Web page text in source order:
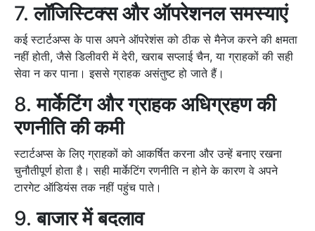
7.लॉजिस्टिक्स और ऑपरेशनल समस्याएं
कई स्टार्टअप्स के पास अपने ऑपरेशंस को ठीक से मैनेज करने की क्षमता
नहीं होती, जैसे डिलीवरी में देरी, खराब सप्लाई चैन, या ग्राहकों की सही
सेवा न कर पाना। इससे ग्राहक असंतुष्ट हो जाते हैं।
8.मार्केटिंग और ग्राहक अधिग्रहण की
रणनीति की कमी
स्टार्टअप्स के लिए ग्राहकों को आकर्षित करना और उन्हें बनाए रखना
चुनौतीपूर्ण होता है। सही मार्केटिंग रणनीति न होने के कारण वे अपने
टारगेट ऑडियंस तक नहीं पहुंच पाते।
9.बाजार में बदलाव